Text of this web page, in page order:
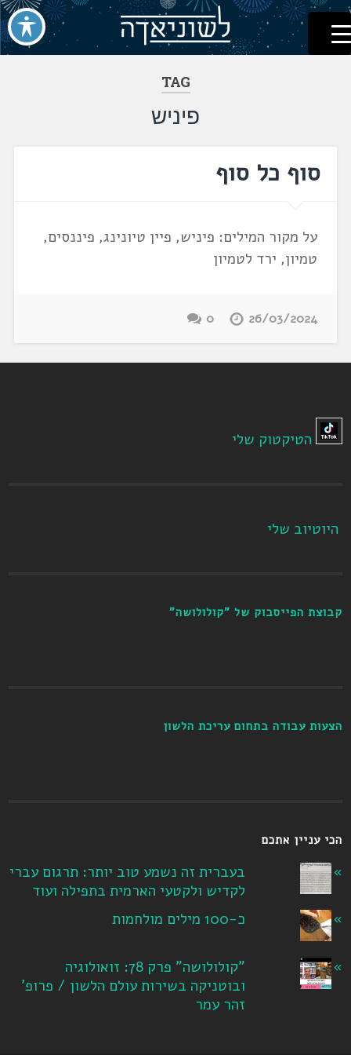
דלג
לתוכן
לשוניאדה
עברית. לשון. שפה
TAG
פיניש
סוף כל סוף
על מקור המילים: פיניש, פיין טיונינג, פיננסים,
טמיון, ירד לטמיון
26/03/2024
0
הטיקטוק שלי
היוטיוב שלי
קבוצת הפייסבוק של "קולולושה"
הצעות עבודה בתחום עריכת הלשון
הכי עניין אתכם
בעברית זה נשמע טוב יותר: תרגום עברי
לקדיש ולקטעי הארמית בתפילה ועוד
כ-100 מילים מולחמות
"קולולושה" פרק 78: זואולוגיה
ובוטניקה בשירות עולם הלשון / פרופ'
זהר עמר